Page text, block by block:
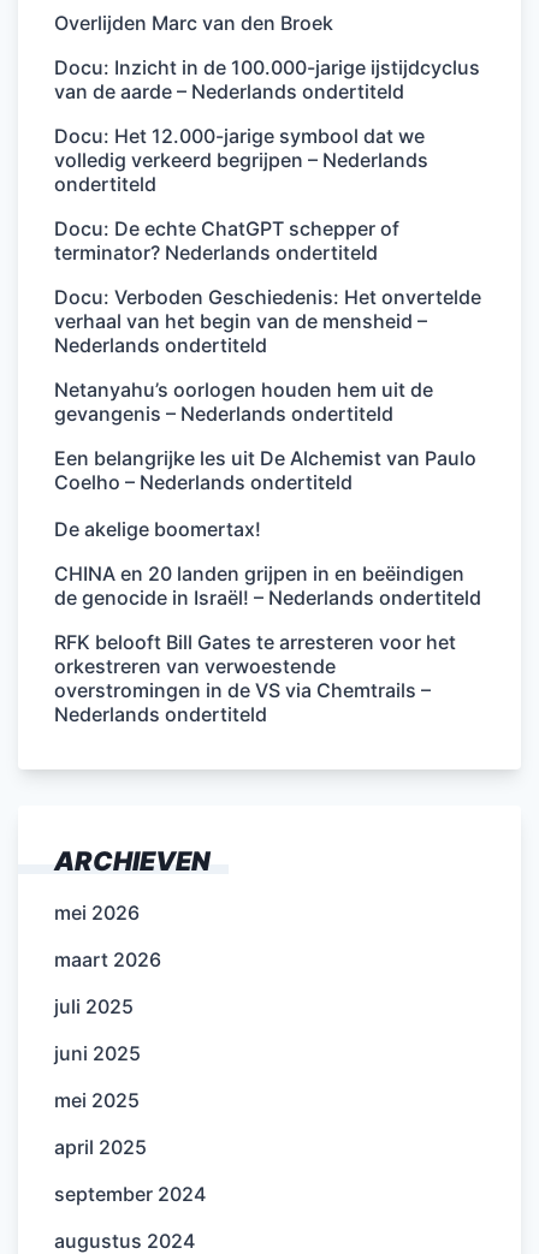
Overlijden Marc van den Broek
Docu: Inzicht in de 100.000-jarige ijstijdcyclus
van de aarde – Nederlands ondertiteld
Docu: Het 12.000-jarige symbool dat we
volledig verkeerd begrijpen – Nederlands
ondertiteld
Docu: De echte ChatGPT schepper of
terminator? Nederlands ondertiteld
Docu: Verboden Geschiedenis: Het onvertelde
verhaal van het begin van de mensheid –
Nederlands ondertiteld
Netanyahu’s oorlogen houden hem uit de
gevangenis – Nederlands ondertiteld
Een belangrijke les uit De Alchemist van Paulo
Coelho – Nederlands ondertiteld
De akelige boomertax!
CHINA en 20 landen grijpen in en beëindigen
de genocide in Israël! – Nederlands ondertiteld
RFK belooft Bill Gates te arresteren voor het
orkestreren van verwoestende
overstromingen in de VS via Chemtrails –
Nederlands ondertiteld
ARCHIEVEN
mei 2026
maart 2026
juli 2025
juni 2025
mei 2025
april 2025
september 2024
augustus 2024